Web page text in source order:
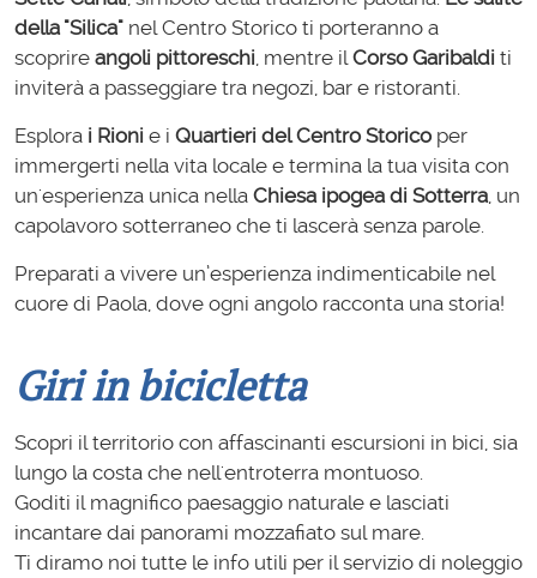
della "Silica" nel Centro Storico ti porteranno a
scoprire angoli pittoreschi , mentre il Corso Garibaldi ti
inviterà a passeggiare tra negozi, bar e ristoranti.
Esplora i Rioni e i Quartieri del Centro Storicoper
immergerti nella vita locale e termina la tua visita con
un'esperienza unica nella Chiesa ipogea di Sotterra , un
capolavoro sotterraneo che ti lascerà senza parole.
Preparati a vivere un’esperienza indimenticabile nel
cuore di Paola, dove ogni angolo racconta una storia!
Giri in bicicletta
Scopri il territorio con affascinanti escursioni in bici, sia
lungo la costa che nell'entroterra montuoso.
Goditi il magnifico paesaggio naturale e lasciati
incantare dai panorami mozzafiato sul mare.
Ti diramo noi tutte le info utili per il servizio di noleggio